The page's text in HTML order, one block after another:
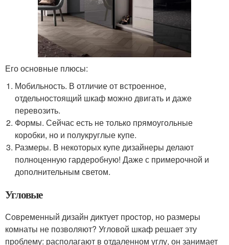
Его основные плюсы:
Мобильность. В отличие от встроенное,
отдельностоящий шкаф можно двигать и даже
перевозить.
Формы. Сейчас есть не только прямоугольные
коробки, но и полукруглые купе.
Размеры. В некоторых купе дизайнеры делают
полноценную гардеробную! Даже с примерочной и
дополнительным светом.
Угловые
Современный дизайн диктует простор, но размеры
комнаты не позволяют? Угловой шкаф решает эту
проблему: располагают в отдаленном углу, он занимает